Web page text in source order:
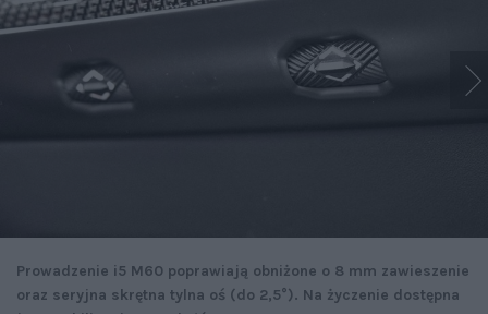
Prowadzenie i5 M60 poprawiają obniżone o 8 mm zawieszenie
oraz seryjna skrętna tylna oś (do 2,5°). Na życzenie dostępna